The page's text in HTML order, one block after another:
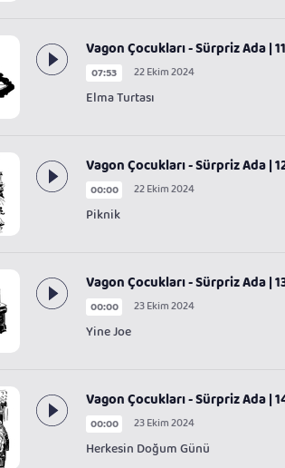
Vagon Çocukları - Sürpriz Ada |
07:53 22 Ekim 2024
Elma Turtası
Vagon Çocukları - Sürpriz Ada |
00:00 22 Ekim 2024
Piknik
Vagon Çocukları - Sürpriz Ada |
00:00 23 Ekim 2024
Yine Joe
Vagon Çocukları - Sürpriz Ada |
00:00 23 Ekim 2024
Herkesin Doğum Günü